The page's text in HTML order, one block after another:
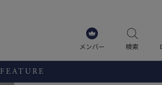
メンバー 検索
FEATURE